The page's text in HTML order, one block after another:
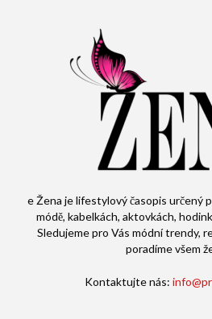
e Žena je lifestylový časopis určený
módě, kabelkách, aktovkách,
Sledujeme pro Vás módní trendy,
poradíme všem
Kontaktujte nás: